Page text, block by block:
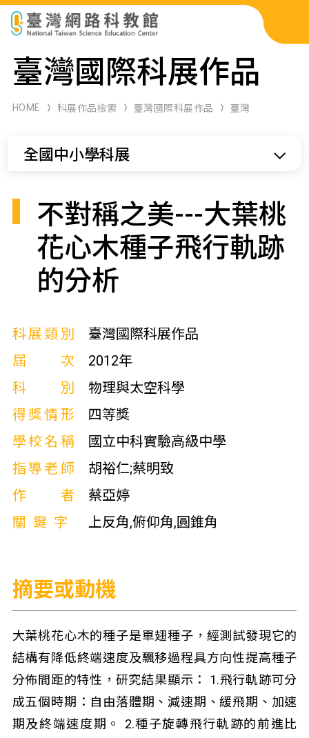
科展作品檢索
科學研習月刊
臺灣國際科展作品
HOME 科展作品檢索 臺灣國際科展作品 臺灣
全國中小學科展
不對稱之美---大葉桃
花心木種子飛行軌跡
的分析
科展類別
臺灣國際科展作品
屆次
2012年
科別
物理與太空科學
得獎情形
四等獎
學校名稱
國立中科實驗高級中學
指導老師
胡裕仁;蔡明致
作者
蔡亞婷
關鍵字
上反角,俯仰角,圓錐角
摘要或動機
大葉桃花心木的種子是單翅種子，經測試發現它的
結構有降低終端速度及飄移過程具方向性提高種子
分佈間距的特性，研究結果顯示： 1.飛行軌跡可分
成五個時期：自由落體期、減速期、緩飛期、加速
期及終端速度期。 2.種子旋轉飛行軌跡的前進比